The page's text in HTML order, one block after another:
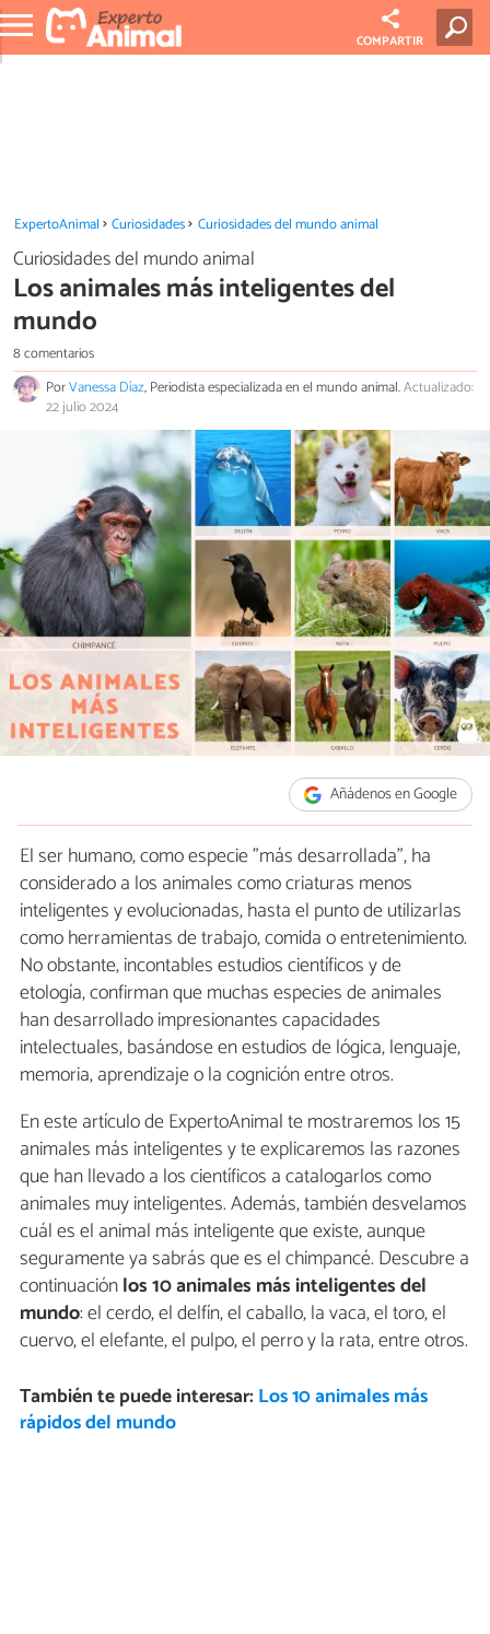
COMPARTIR
ExpertoAnimal Curiosidades Curiosidades del mundo animal
Curiosidades del mundo animal
Los animales más inteligentes del
mundo
8 comentarios
PorVanessa Díaz, Periodista especializada en el mundo animal.Actualizado:
22 julio 2024
Añádenos en Google
El ser humano, como especie "más desarrollada", ha
considerado a los animales como criaturas menos
inteligentes y evolucionadas, hasta el punto de utilizarlas
como herramientas de trabajo, comida o entretenimiento.
No obstante, incontables estudios científicos y de
etología, confirman que muchas especies de animales
han desarrollado impresionantes capacidades
intelectuales, basándose en estudios de lógica, lenguaje,
memoria, aprendizaje o la cognición entre otros.
En este artículo de ExpertoAnimal te mostraremos los 15
animales más inteligentes y te explicaremos las razones
que han llevado a los científicos a catalogarlos como
animales muy inteligentes. Además, también desvelamos
cuál es el animal más inteligente que existe, aunque
seguramente ya sabrás que es el chimpancé. Descubre a
continuaciónlos 10 animales más inteligentes del
mundo: el cerdo, el delfín, el caballo, la vaca, el toro, el
cuervo, el elefante, el pulpo, el perro y la rata, entre otros.
También te puede interesar: Los 10 animales más
rápidos del mundo